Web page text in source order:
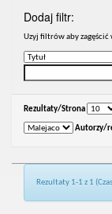
Dodaj filtr:
Uzyj filtrów aby zagęścić
Rezultaty/Strona
Autorzy/
Rezultaty 1-1 z 1